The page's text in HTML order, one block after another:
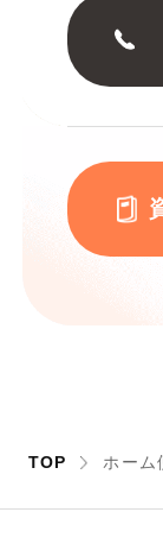
TOP ホーム